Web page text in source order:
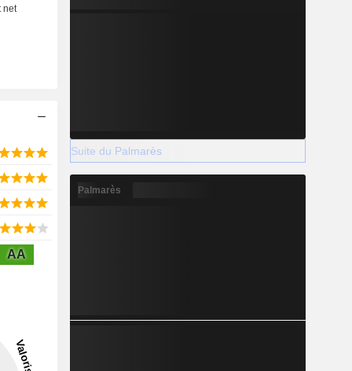
AA
Suite du Palmarès
Palmarès